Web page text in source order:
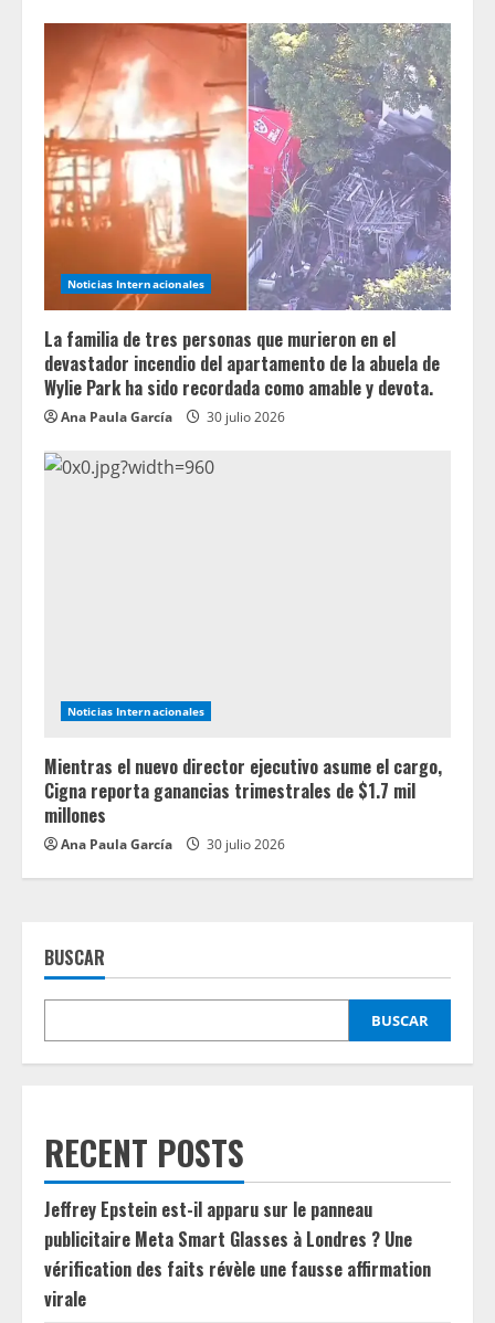
Noticias Internacionales
La familia de tres personas que murieron en el
devastador incendio del apartamento de la abuela de
Wylie Park ha sido recordada como amable y devota.
Ana Paula García 30 julio 2026
Noticias Internacionales
Mientras el nuevo director ejecutivo asume el cargo,
Cigna reporta ganancias trimestrales de $1.7 mil
millones
Ana Paula García 30 julio 2026
BUSCAR
BUSCAR
RECENT POSTS
Jeffrey Epstein est-il apparu sur le panneau
publicitaire Meta Smart Glasses à Londres ? Une
vérification des faits révèle une fausse affirmation
virale